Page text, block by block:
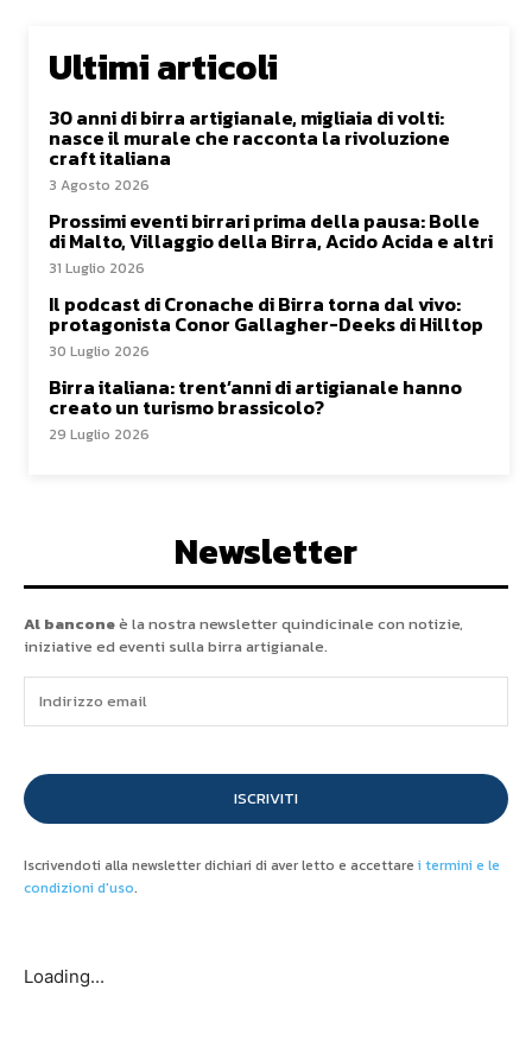
Ultimi articoli
30 anni di birra artigianale, migliaia di volti:
nasce il murale che racconta la rivoluzione
craft italiana
3 Agosto 2026
Prossimi eventi birrari prima della pausa: Bolle
di Malto, Villaggio della Birra, Acido Acida e altri
31 Luglio 2026
Il podcast di Cronache di Birra torna dal vivo:
protagonista Conor Gallagher-Deeks di Hilltop
30 Luglio 2026
Birra italiana: trent’anni di artigianale hanno
creato un turismo brassicolo?
29 Luglio 2026
Newsletter
Al banconeè la nostra newsletter quindicinale con notizie,
iniziative ed eventi sulla birra artigianale.
ISCRIVITI
Iscrivendoti alla newsletter dichiari di aver letto e accettare i termini e le
condizioni d'uso.
Loading...